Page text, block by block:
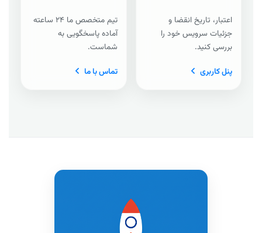
اعتبار، تاریخ انقضا و
جزئیات سرویس خود را
بررسی کنید.
پنل کاربری
تیم متخصص ما ۲۴ ساعته
آماده پاسخگویی به
شماست.
تماس با ما